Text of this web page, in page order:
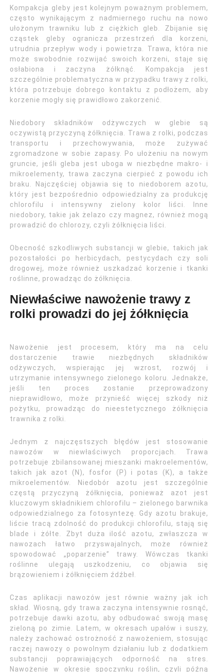
Kompakcja gleby jest kolejnym poważnym problemem,
często wynikającym z nadmiernego ruchu na nowo
ułożonym trawniku lub z ciężkich gleb. Zbijanie się
cząstek gleby ogranicza przestrzeń dla korzeni,
utrudnia przepływ wody i powietrza. Trawa, która nie
może swobodnie rozwijać swoich korzeni, staje się
osłabiona i zaczyna żółknąć. Kompakcja jest
szczególnie problematyczna w przypadku trawy z rolki,
która potrzebuje dobrego kontaktu z podłożem, aby
korzenie mogły się prawidłowo zakorzenić.
Niedobory składników odżywczych w glebie są
oczywistą przyczyną żółknięcia. Trawa z rolki, podczas
transportu i przechowywania, może zużywać
zgromadzone w sobie zapasy. Po ułożeniu na nowym
gruncie, jeśli gleba jest uboga w niezbędne makro- i
mikroelementy, trawa zaczyna cierpieć z powodu ich
braku. Najczęściej objawia się to niedoborem azotu,
który jest bezpośrednio odpowiedzialny za produkcję
chlorofilu i intensywny zielony kolor liści. Inne
niedobory, takie jak żelazo czy magnez, również mogą
prowadzić do chlorozy, czyli żółknięcia liści.
Obecność szkodliwych substancji w glebie, takich jak
pozostałości po herbicydach, pestycydach czy soli
drogowej, może również uszkadzać korzenie i tkanki
roślinne, prowadząc do żółknięcia.
Niewłaściwe nawożenie trawy z
rolki prowadzi do jej żółknięcia
Nawożenie jest procesem, który ma na celu
dostarczenie trawie niezbędnych składników
odżywczych, wspierając jej wzrost, rozwój i
utrzymanie intensywnego zielonego koloru. Jednakże,
jeśli ten proces zostanie przeprowadzony
nieprawidłowo, może przynieść więcej szkody niż
pożytku, prowadząc do nieestetycznego żółknięcia
trawnika z rolki.
Jednym z najczęstszych błędów jest stosowanie
nawozów w niewłaściwych proporcjach. Trawa
potrzebuje zbilansowanej mieszanki makroelementów,
takich jak azot (N), fosfor (P) i potas (K), a także
mikroelementów. Niedobór azotu jest szczególnie
częstą przyczyną żółknięcia, ponieważ azot jest
kluczowym składnikiem chlorofilu – zielonego barwnika
odpowiedzialnego za fotosyntezę. Gdy azotu brakuje,
liście tracą zdolność do produkcji chlorofilu, stają się
blade i żółte. Zbyt duża ilość azotu, zwłaszcza w
nawozach łatwo przyswajalnych, może również
spowodować „poparzenie” trawy. Wówczas tkanki
roślinne ulegają uszkodzeniu, co objawia się
brązowieniem i żółknięciem źdźbeł.
Czas aplikacji nawozów jest równie ważny jak ich
skład. Wiosną, gdy trawa zaczyna intensywnie rosnąć,
potrzebuje dawki azotu, aby odbudować swoją masę
zieloną po zimie. Latem, w okresach upałów i suszy,
należy zachować ostrożność z nawożeniem, stosując
raczej nawozy o powolnym działaniu lub z dodatkiem
substancji poprawiających odporność na stres.
Nawożenie w okresie spoczynku roślin, czyli późną